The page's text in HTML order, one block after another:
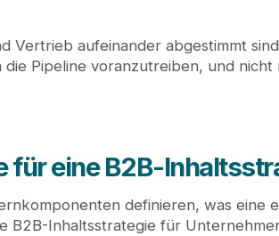
Vertrieb aufeinander abgestimmt
die Pipeline voranzutreiben, und
für eine B2B-
definieren, was eine
B2B-Inhaltsstrategie für